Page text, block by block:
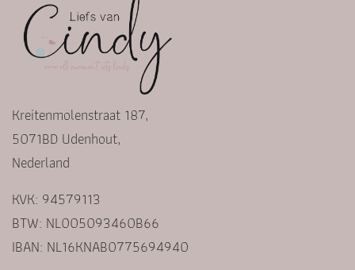
Kreitenmolenstraat 187,
5071BD Udenhout,
Nederland
KVK: 94579113
BTW: NL005093460B66
IBAN: NL16KNAB0775694940